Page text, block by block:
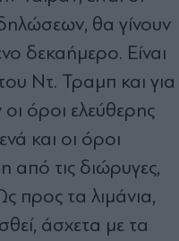
θα γίνουν
δεκαήµερο. Είναι
Ντ. Τραµπ και για
όροι ελεύθερης
και οι όροι
από τις διώρυγες,
προς τα λιµάνια,
άσχετα µε τα